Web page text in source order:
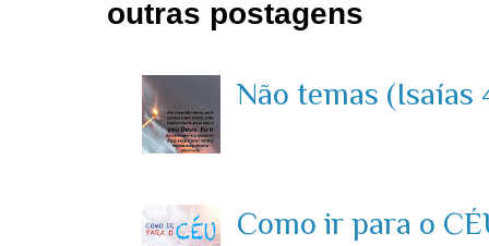
outras postagens
Não temas (Isaías
Como ir para o